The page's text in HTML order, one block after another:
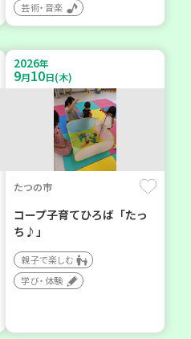
芸術・音楽
2026年
9月10日(木)
たつの市
コープ子育てひろば「たっ
ち♪」
親子で楽しむ
学び・体験